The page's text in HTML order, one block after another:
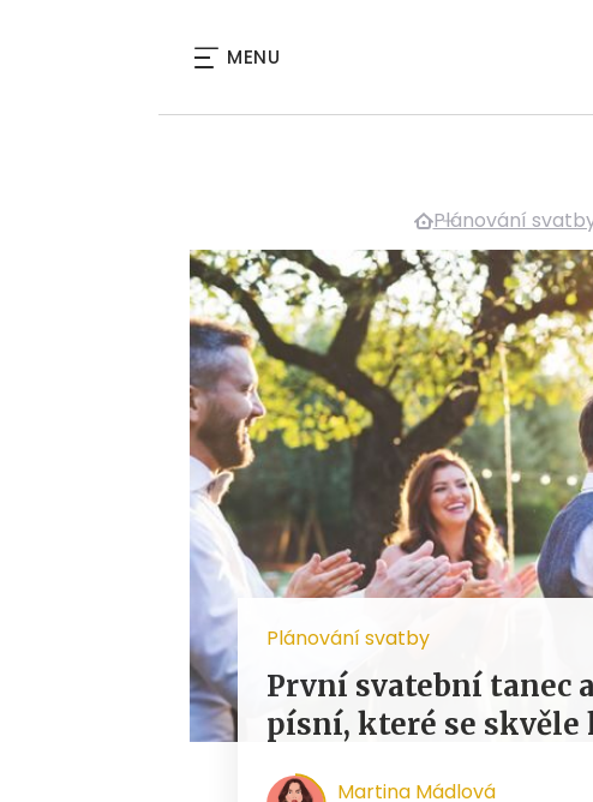
MENU
Plánování
Plánování svatby
První svatební tanec
písní, které se skvěle
Martina Mádlová